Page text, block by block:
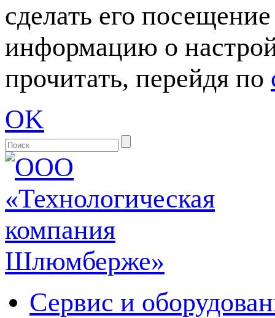
сделать его
информацию о
прочитать, перейдя по
OK
Сервис и